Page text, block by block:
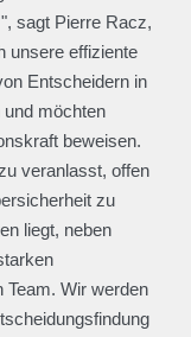
sagt Pierre Racz,
unsere effiziente
Entscheidern in
und möchten
beweisen.
veranlasst, offen
zu
liegt, neben
Team. Wir werden